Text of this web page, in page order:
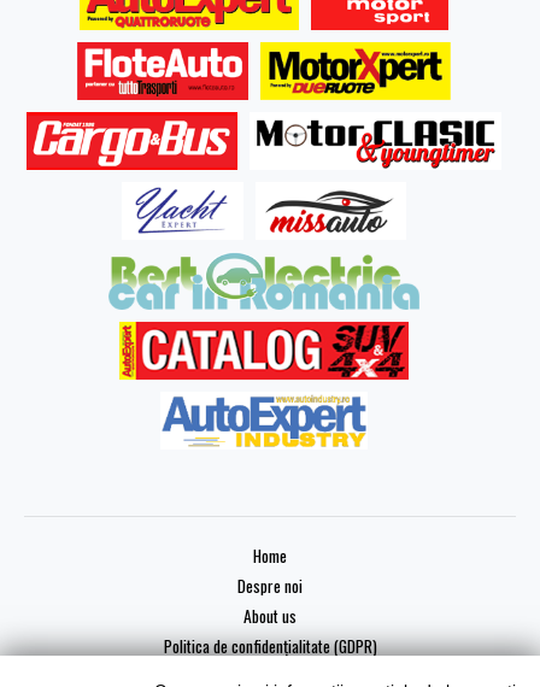
Home
Despre noi
About us
Politica de confidențialitate (GDPR)